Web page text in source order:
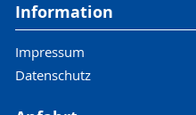
Information
Impressum
Datenschutz